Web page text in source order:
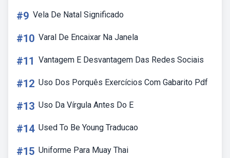
#9 Vela De Natal Significado
#10 Varal De Encaixar Na Janela
#11 Vantagem E Desvantagem Das Redes Sociais
#12 Uso Dos Porquês Exercícios Com Gabarito Pdf
#13 Uso Da Vírgula Antes Do E
#14 Used To Be Young Traducao
#15 Uniforme Para Muay Thai